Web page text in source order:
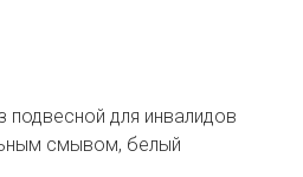
подвесной для инвалидов
смывом, белый